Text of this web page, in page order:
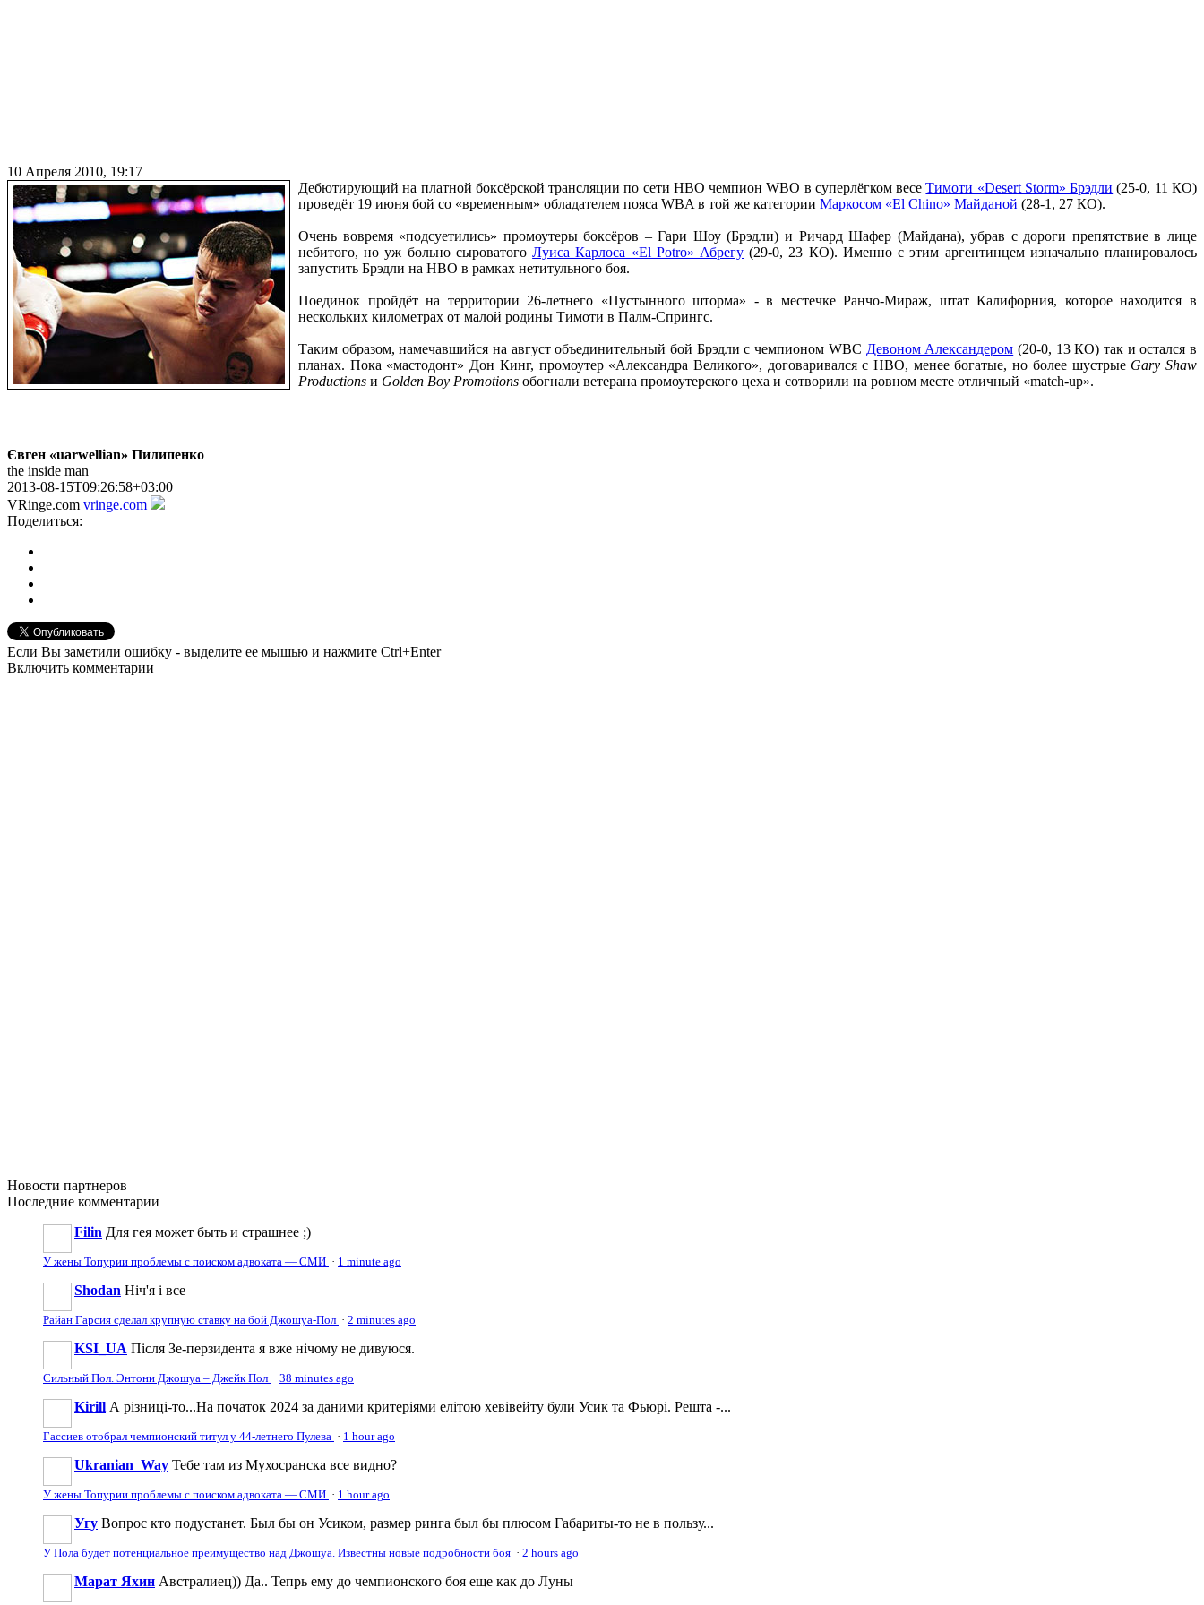
10 Апреля 2010, 19:17
Дебютирующий на платной боксёрской трансляции по сети НВО чемпион WBO в суперлёгком весеТимоти «Desеrt Storm» Брэдли (25-0, 11 КО)
проведёт 19 июня бой со «временным» обладателем пояса WBA в той же категории Маркосом «El Chino» Майданой (28-1, 27 КО).
Очень вовремя «подсуетились» промоутеры боксёров – Гари Шоу (Брэдли) и Ричард Шафeр (Майдана), убрав с дороги препятствие в лице
небитого, но уж больно сыроватогоЛуиса Карлоса «El Pоtro» Абрегу (29-0, 23 КО). Именно с этим аргентинцем изначально планировалось
запустить Брэдли на НВО в рамках нетитульного боя.
Поединок пройдёт на территории 26-летнего «Пустынного шторма» - в местечке Ранчо-Мираж, штат Калифорния, которое находится в
нескольких километрах от малой родины Тимоти в Палм-Спрингс.
Таким образом, намечавшийся на август объединительный бой Брэдли с чемпионом WBC Девоном Александером (20-0, 13 КО) так и остался в
планах. Пока «мастодонт» Дон Кинг, промоутер «Александра Великого», договаривался с НВО, менее богатые, но более шустрые Gary Shaw
Productions и Golden Boy Promotions обогнали ветерана промоутерского цеха и сотворили на ровном месте отличный «match-up».
Євген «uarwellian» Пилипенко
the inside man
2013-08-15T09:26:58+03:00
VRinge.com vringe.com
Поделиться:
Если Вы заметили ошибку - выделите ее мышью и нажмите Ctrl+Enter
Включить комментарии
Новости партнеров
Последние комментарии
Filin Для гея может быть и страшнее ;)
У жены Топурии проблемы с поиском адвоката — СМИ · 1 minute ago
Shodan Ніч'я і все
Райан Гарсия сделал крупную ставку на бой Джошуа-Пол · 2 minutes ago
KSI_UA Після Зе-перзидента я вже нічому не дивуюся.
Сильный Пол. Энтони Джошуа – Джейк Пол · 38 minutes ago
Kirill А різниці-то...На початок 2024 за даними критеріями елітою хевівейту були Усик та Фьюрі. Решта -...
Гассиев отобрал чемпионский титул у 44-летнего Пулева · 1 hour ago
Ukranian_Way Тебе там из Мухосранска все видно?
У жены Топурии проблемы с поиском адвоката — СМИ · 1 hour ago
Угу Вопрос кто подустанет. Был бы он Усиком, размер ринга был бы плюсом Габариты-то не в пользу...
У Пола будет потенциальное преимущество над Джошуа. Известны новые подробности боя · 2 hours ago
Марат Яхин Австралиец)) Да.. Тепрь ему до чемпионского боя еще как до Луны